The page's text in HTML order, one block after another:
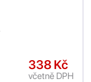
338 Kč
včetně DPH